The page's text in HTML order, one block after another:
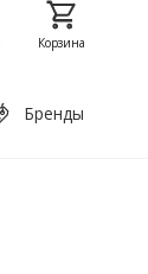
Корзина
Бренды